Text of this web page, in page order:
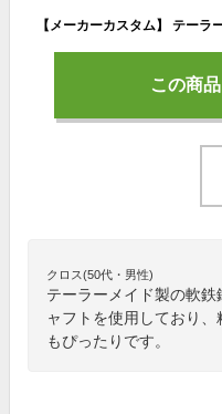
この商
クロス(50代・男性)
テーラーメイド製の軟
ャフトを使用しており
もぴったりです。